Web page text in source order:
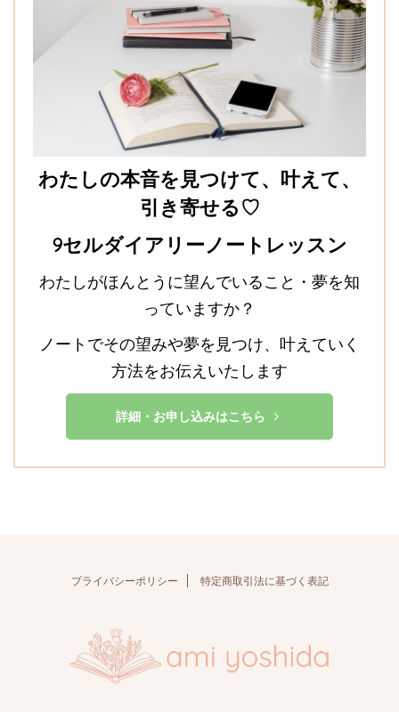
わたしの本音を見つけて、叶えて、
引き寄せる♡
9セルダイアリーノートレッスン
わたしがほんとうに望んでいること・夢を知
っていますか？
ノートでその望みや夢を見つけ、叶えていく
方法をお伝えいたします
詳細・お申し込みはこちら
プライバシーポリシー 特定商取引法に基づく表記